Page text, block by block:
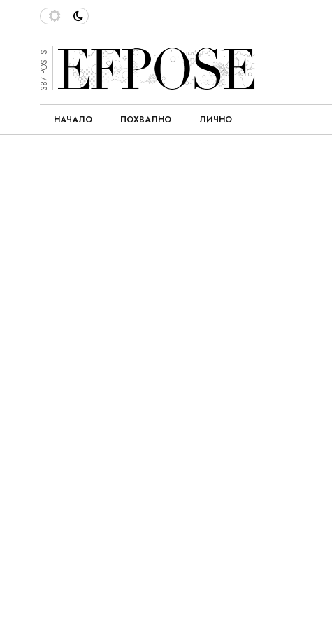
387 POSTS
НАЧАЛО ПОХВАЛНО ЛИЧНО